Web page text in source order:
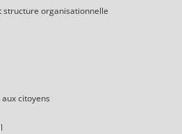
structure organisationnelle
citoyens